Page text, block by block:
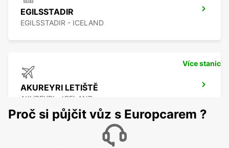
EGILSSTADIR
EGILSSTADIR - ICELAND
AKUREYRI LETIŠTĚ
AKUREYRI - ICELAND
Více stanic
Proč si půjčit vůz s Europcarem ?